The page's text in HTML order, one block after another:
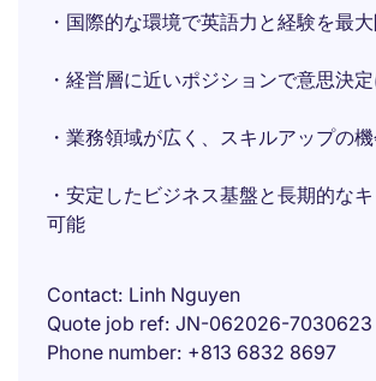
・国際的な環境で英語力と経験を最
・経営層に近いポジションで意思決
・業務領域が広く、スキルアップの
・安定したビジネス基盤と長期的な
可能
Contact Linh Nguyen
Quote job ref JN-062026-7030623
Phone number +813 6832 8697